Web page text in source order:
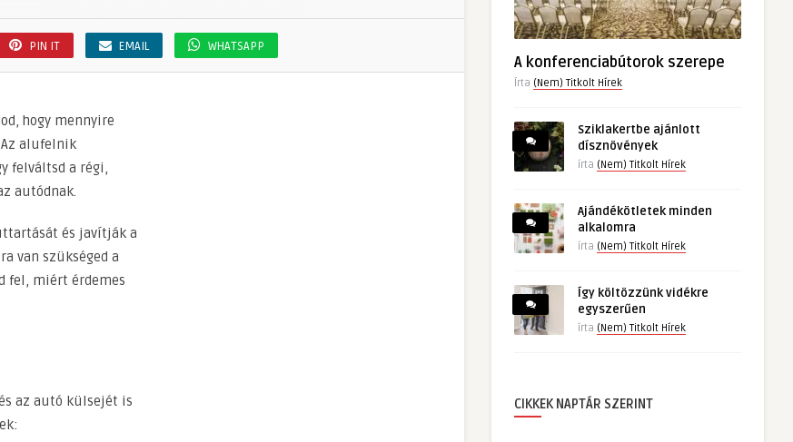
PIN IT EMAIL WHATSAPP
hogy mennyire
alufelnik
felváltsd a régi,
autódnak.
és javítják a
van szükséged a
fel, miért érdemes
az autó külsejét is
A konferenciabútorok szerepe
Írta (Nem) Titkolt Hírek
Sziklakertbe ajánlott
dísznövények
írta (Nem) Titkolt Hírek
Ajándékötletek minden
alkalomra
írta (Nem) Titkolt Hírek
Így költözzünk vidékre
egyszerűen
írta (Nem) Titkolt Hírek
CIKKEK NAPTÁR SZERINT